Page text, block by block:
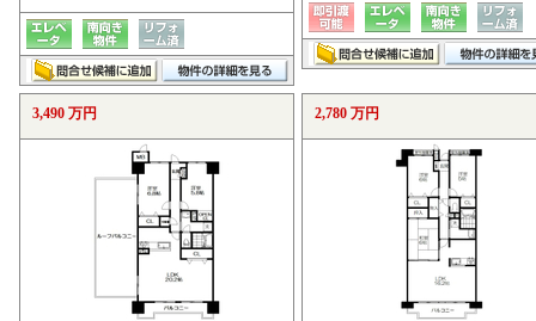
3,490 万円 2,780 万円